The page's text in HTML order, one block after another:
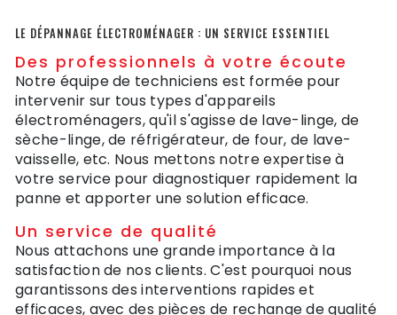
LE DÉPANNAGE ÉLECTROMÉNAGER : UN SERVICE ESSENTIEL
Des professionnels à votre écoute
Notre équipe de techniciens est formée pour
intervenir sur tous types d'appareils
électroménagers, qu'il s'agisse de lave-linge, de
sèche-linge, de réfrigérateur, de four, de lave-
vaisselle, etc. Nous mettons notre expertise à
votre service pour diagnostiquer rapidement la
panne et apporter une solution efficace.
Un service de qualité
Nous attachons une grande importance à la
satisfaction de nos clients. C'est pourquoi nous
garantissons des interventions rapides et
efficaces, avec des pièces de rechange de qualité